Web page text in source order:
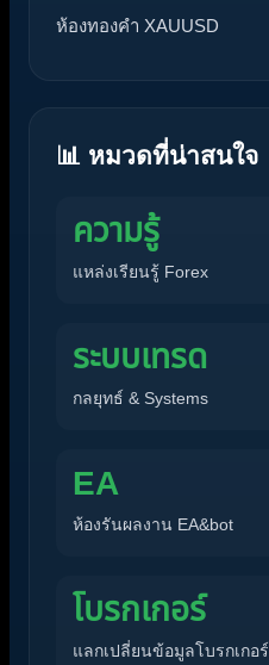
ห้องทองคำ XAUUSD
📊 หมวดที่น่าสนใจ
ความรู้
แหล่งเรียนรู้ Forex
ระบบเทรด
กลยุทธ์ & Systems
EA
ห้องรันผลงาน EA&bot
โบรกเกอร์
แลกเปลี่ยนข้อมูลโบรกเกอร์